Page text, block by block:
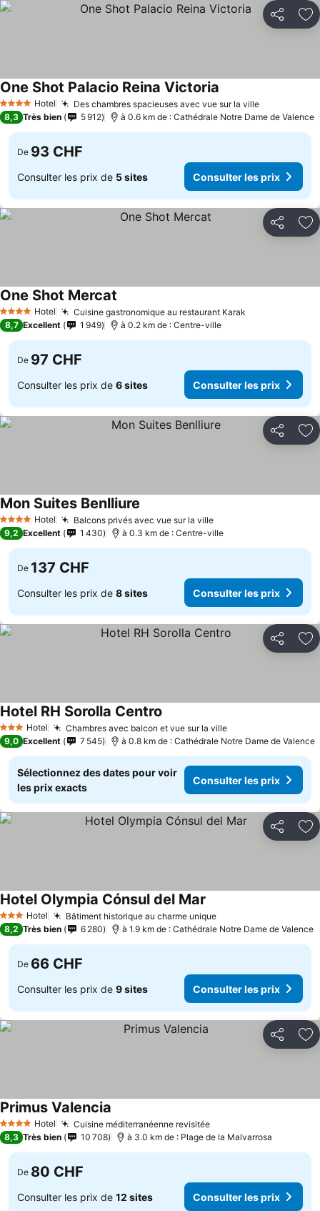
Partager
4 Étoiles Hotel Des chambres spacieuses avec vue sur la ville
One Shot Palacio Reina Victoria
8,3 Très bien 5 912 à 0.6 km de : Cathédrale Notre Dame de Valence
De 93 CHF
Consulter les prix de 5 sites Consulter les prix
Partager
4 Étoiles Hotel Cuisine gastronomique au restaurant Karak
One Shot Mercat
8,7 Excellent 1 949 à 0.2 km de : Centre-ville
De 97 CHF
Consulter les prix de 6 sites Consulter les prix
Partager
4 Étoiles Hotel Balcons privés avec vue sur la ville
Mon Suites Benlliure
9,2 Excellent 1 430 à 0.3 km de : Centre-ville
De 137 CHF
Consulter les prix de 8 sites Consulter les prix
Partager
3 ÉtoilesHotel Chambres avec balcon et vue sur la ville
Hotel RH Sorolla Centro
9,0 Excellent 7 545 à 0.8 km de : Cathédrale Notre Dame de Valence
Sélectionnez des dates pour voir
les prix exacts
Consulter les prix
Partager
3 ÉtoilesHotel Bâtiment historique au charme unique
Hotel Olympia Cónsul del Mar
8,2 Très bien 6 280 à 1.9 km de : Cathédrale Notre Dame de Valence
De 66 CHF
Consulter les prix de 9 sites Consulter les prix
Partager
4 Étoiles Hotel Cuisine méditerranéenne revisitée
Primus Valencia
8,3 Très bien 10 708 à 3.0 km de : Plage de la Malvarrosa
De 80 CHF
Consulter les prix de 12 sites Consulter les prix